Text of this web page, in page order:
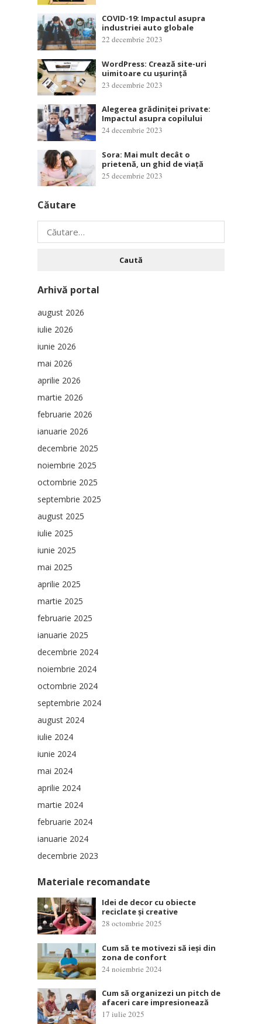
COVID-19: Impactul asupra
industriei auto globale
22 decembrie 2023
WordPress: Crează site-uri
uimitoare cu ușurință
23 decembrie 2023
Alegerea grădiniței private:
Impactul asupra copilului
24 decembrie 2023
Sora: Mai mult decât o
prietenă, un ghid de viață
25 decembrie 2023
Căutare
Caută
după:
Arhivă portal
august 2026
iulie 2026
iunie 2026
mai 2026
aprilie 2026
martie 2026
februarie 2026
ianuarie 2026
decembrie 2025
noiembrie 2025
octombrie 2025
septembrie 2025
august 2025
iulie 2025
iunie 2025
mai 2025
aprilie 2025
martie 2025
februarie 2025
ianuarie 2025
decembrie 2024
noiembrie 2024
octombrie 2024
septembrie 2024
august 2024
iulie 2024
iunie 2024
mai 2024
aprilie 2024
martie 2024
februarie 2024
ianuarie 2024
decembrie 2023
Materiale recomandate
Idei de decor cu obiecte
reciclate și creative
28 octombrie 2025
Cum să te motivezi să ieși din
zona de confort
24 noiembrie 2024
Cum să organizezi un pitch de
afaceri care impresionează
17 iulie 2025